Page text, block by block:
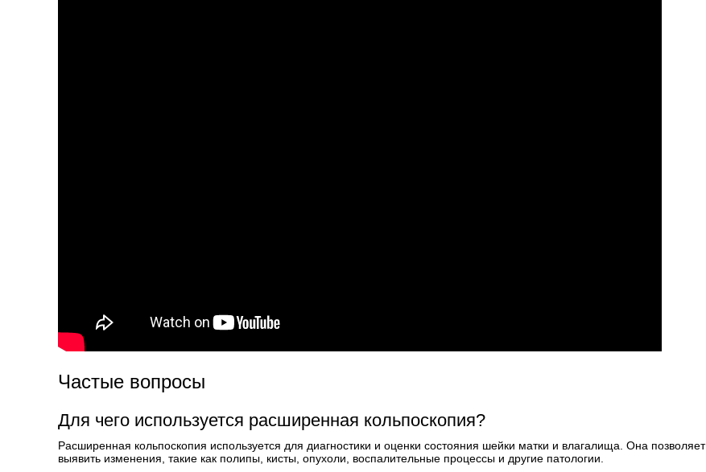
Частые вопросы
Для чего используется расширенная кольпоскопия?
Расширенная кольпоскопия используется для диагностики и оценки состояния шейки матки и влагалища. Она позволяет
выявить изменения, такие как полипы, кисты, опухоли, воспалительные процессы и другие патологии.